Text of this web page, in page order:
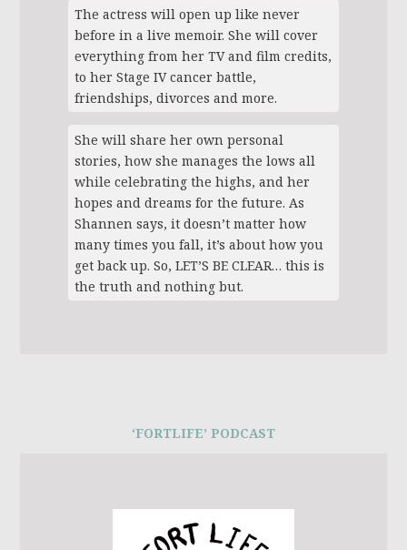
The actress will open up like never
before in a live memoir. She will cover
everything from her TV and film credits,
to her Stage IV cancer battle,
friendships, divorces and more.
She will share her own personal
stories, how she manages the lows all
while celebrating the highs, and her
hopes and dreams for the future. As
Shannen says, it doesn’t matter how
many times you fall, it’s about how you
get back up. So, LET’S BE CLEAR… this is
the truth and nothing but.
‘FORTLIFE’ PODCAST